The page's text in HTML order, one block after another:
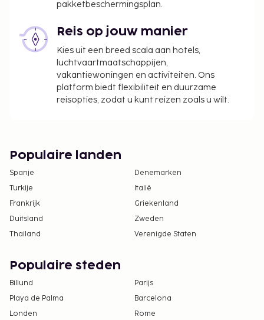
pakketbeschermingsplan.
Reis op jouw manier
Kies uit een breed scala aan hotels,
luchtvaartmaatschappijen,
vakantiewoningen en activiteiten. Ons
platform biedt flexibiliteit en duurzame
reisopties, zodat u kunt reizen zoals u wilt.
Populaire landen
Spanje
Denemarken
Turkije
Italië
Frankrijk
Griekenland
Duitsland
Zweden
Thailand
Verenigde Staten
Populaire steden
Billund
Parijs
Playa de Palma
Barcelona
Londen
Rome